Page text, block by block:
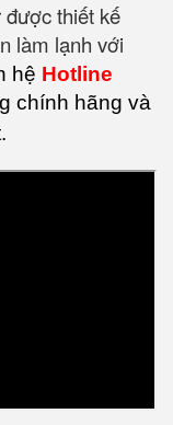
được thiết kế
làm lạnh với
hệ Hotline
chính hãng và